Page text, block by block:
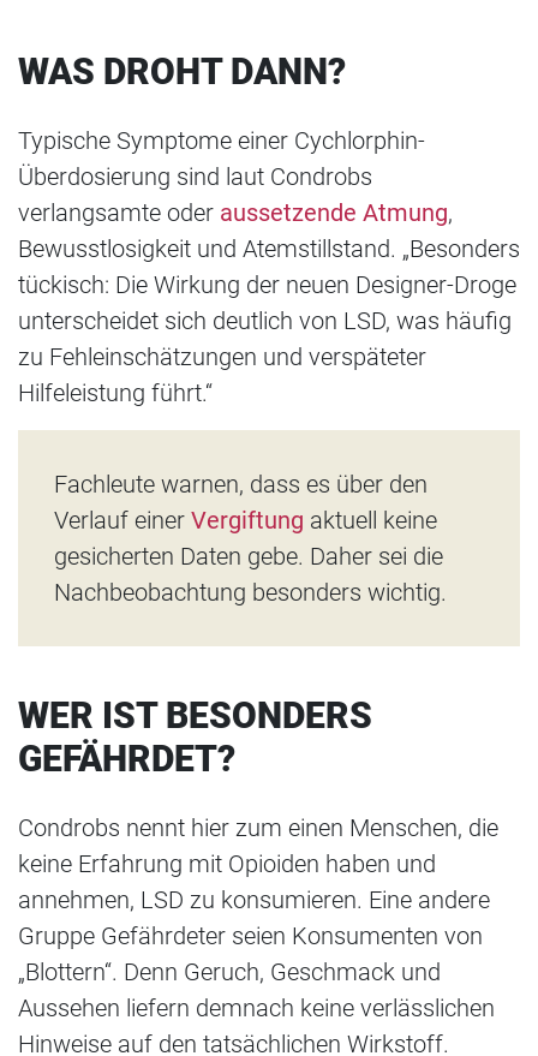
WAS DROHT DANN?
Typische Symptome einer Cychlorphin-
Überdosierung sind laut Condrobs
verlangsamte oder aussetzende Atmung,
Bewusstlosigkeit und Atemstillstand. „Besonders
tückisch: Die Wirkung der neuen Designer-Droge
unterscheidet sich deutlich von LSD, was häufig
zu Fehleinschätzungen und verspäteter
Hilfeleistung führt.“
Fachleute warnen, dass es über den
Verlauf einer Vergiftung aktuell keine
gesicherten Daten gebe. Daher sei die
Nachbeobachtung besonders wichtig.
WER IST BESONDERS
GEFÄHRDET?
Condrobs nennt hier zum einen Menschen, die
keine Erfahrung mit Opioiden haben und
annehmen, LSD zu konsumieren. Eine andere
Gruppe Gefährdeter seien Konsumenten von
„Blottern“. Denn Geruch, Geschmack und
Aussehen liefern demnach keine verlässlichen
Hinweise auf den tatsächlichen Wirkstoff.